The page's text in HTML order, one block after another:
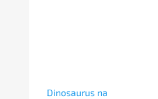
Dinosaurus na